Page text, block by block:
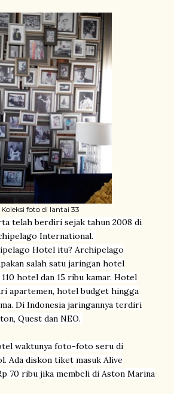
Koleksi foto di lantai 33
telah berdiri sejak tahun 2008 di
International.
Hotel itu? Archipelago
salah satu jaringan hotel
hotel dan 15 ribu kamar. Hotel
apartemen, hotel budget hingga
Di Indonesia jaringannya terdiri
Quest dan NEO.
waktunya foto-foto seru di
Ada diskon tiket masuk Alive
70 ribu jika membeli di Aston Marina